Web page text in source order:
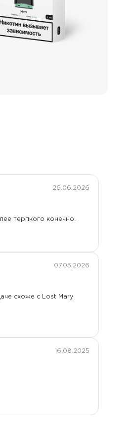
26.06.2026
терпкого конечно.
07.05.2026
схоже с Lost Mary
16.08.2025